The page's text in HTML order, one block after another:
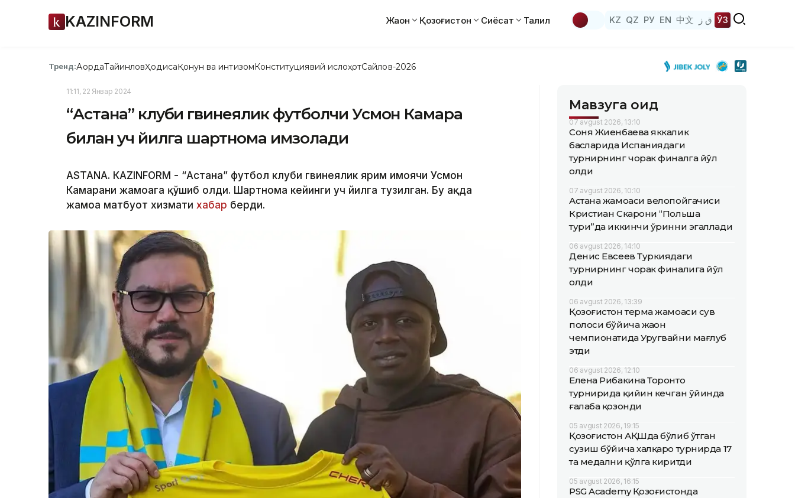
KAZINFORM Жаҳон Қозоғистон Сиёсат Таҳлил KZ QZ РУ EN 中文 ق ز ЎЗ
Тренд:АқордаТайинловҲодисаҚонун ва интизомКонституциявий ислоҳотСайлов-2026
11:11, 22 Январ 2024
“Астана” клуби гвинеялик футболчи Усмон Камара
билан уч йилга шартнома имзолади
ASTANА. КАZINFORM - “Астана” футбол клуби гвинеялик ярим ҳимоячи Усмон
Камарани жамоага қўшиб олди. Шартнома кейинги уч йилга тузилган. Бу ҳақда
жамоа матбуот хизмати хабар берди.
Мавзуга оид
07 avgust 2026, 13:10
Соня Жиенбаева яккалик
баҳсларида Испаниядаги
турнирнинг чорак финалга йўл
олди
07 avgust 2026, 10:10
Астана жамоаси велопойгачиси
Кристиан Скарони “Польша
тури”да иккинчи ўринни эгаллади
06 avgust 2026, 14:10
Денис Евсеев Туркиядаги
турнирнинг чорак финалига йўл
олди
06 avgust 2026, 13:39
Қозоғистон терма жамоаси сув
полоси бўйича жаҳон
чемпионатида Уругвайни мағлуб
этди
06 avgust 2026, 12:10
Елена Рибакина Торонто
турнирида қийин кечган ўйинда
ғалаба қозонди
05 avgust 2026, 19:15
Қозоғистон АҚШда бўлиб ўтган
сузиш бўйича халқаро турнирда 17
та медални қўлга киритди
05 avgust 2026, 16:15
PSG Academy Қозоғистонда